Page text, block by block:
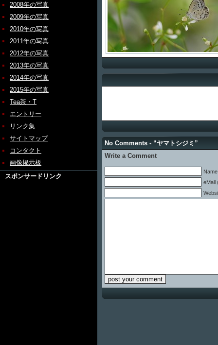
2008年の写真
2009年の写真
2010年の写真
2011年の写真
2012年の写真
2013年の写真
2014年の写真
2015年の写真
Tea茶・T
エントリー
リンク集
サイトマップ
コンタクト
画像掲示板
スポンサードリンク
No Comments - “ヤマトシジミ”
Write a Comment
eMail